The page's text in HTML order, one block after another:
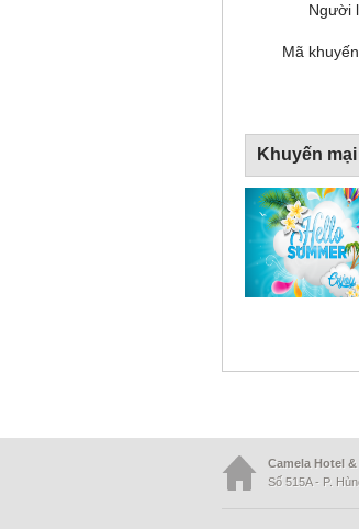
Người
Mã
Khuyến
Camela Hotel
Số 515A - P.